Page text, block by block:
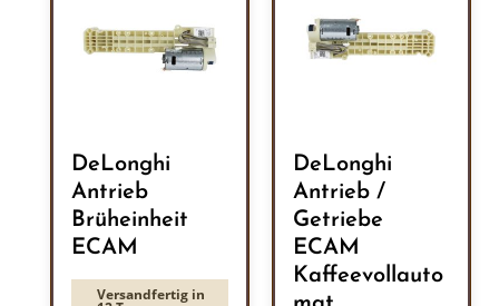
DeLonghi
Antrieb
Brüheinheit
ECAM
Versandfertig in
DeLonghi
Antrieb /
Getriebe
ECAM
Kaffeevollauto